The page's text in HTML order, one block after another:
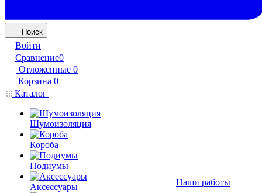
Поиск
Войти
Сравнение0
Отложенные 0
Корзина 0
Каталог
Шумоизоляция
Короба
Подиумы
Аксессуары
Наши работы